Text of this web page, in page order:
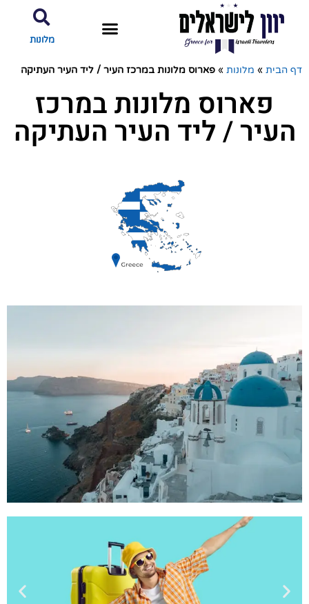
מלונות
דף הבית » מלונות » פארוס מלונות במרכז העיר / ליד העיר העתיקה
פארוס מלונות במרכז
העיר / ליד העיר העתיקה